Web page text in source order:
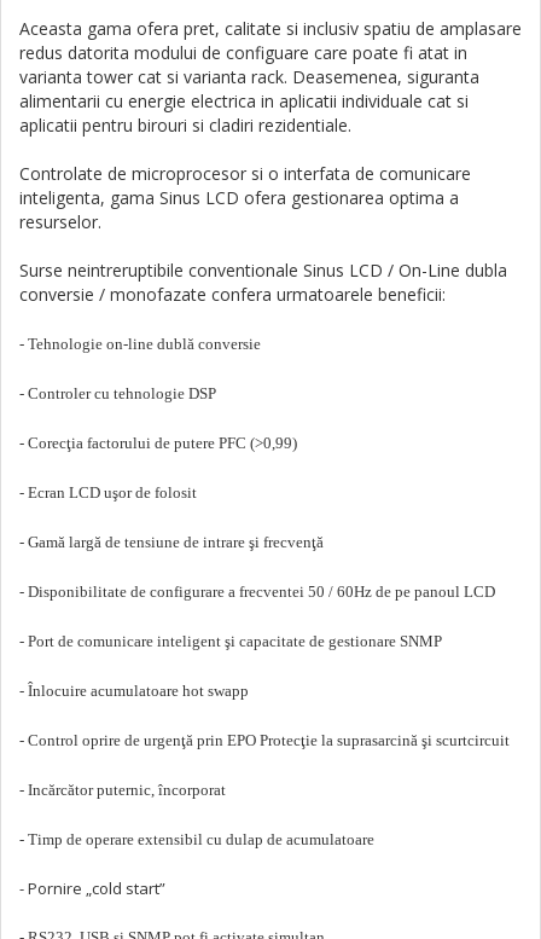
Aceasta gama ofera pret, calitate si inclusiv spatiu de amplasare
redus datorita modului de configuare care poate fi atat in
varianta tower cat si varianta rack. Deasemenea, siguranta
alimentarii cu energie electrica in aplicatii individuale cat si
aplicatii pentru birouri si cladiri rezidentiale.
Controlate de microprocesor si o interfata de comunicare
inteligenta, gama Sinus LCD ofera gestionarea optima a
resurselor.
Surse neintreruptibile conventionale Sinus LCD / On-Line dubla
conversie / monofazate confera urmatoarele beneficii:
- Tehnologie on-line dublă conversie
- Controler cu tehnologie DSP
- Corecţia factorului de putere PFC (>0,99)
- Ecran LCD uşor de folosit
- Gamă largă de tensiune de intrare şi frecvenţă
- Disponibilitate de configurare a frecventei 50 / 60Hz de pe panoul LCD
- Port de comunicare inteligent şi capacitate de gestionare SNMP
- Înlocuire acumulatoare hot swapp
- Control oprire de urgenţă prin EPO Protecţie la suprasarcină şi scurtcircuit
- Incărcător puternic, încorporat
- Timp de operare extensibil cu dulap de acumulatoare
- Pornire „cold start”